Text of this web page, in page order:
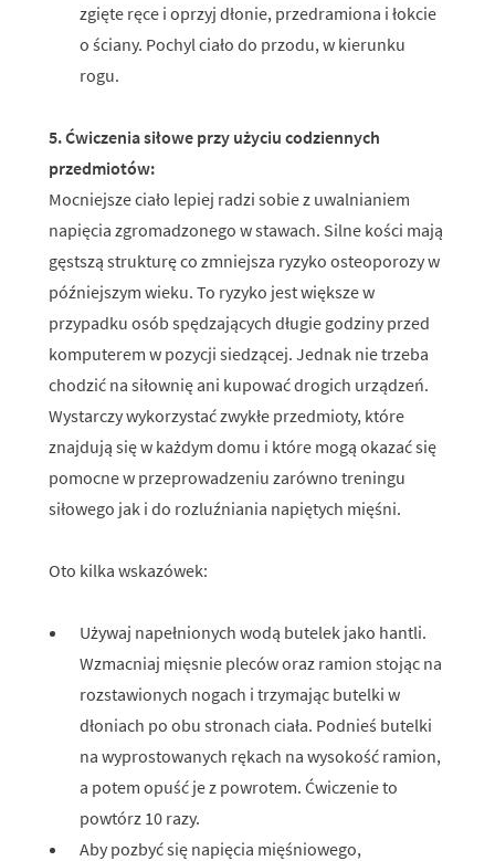
zgięte ręce i oprzyj dłonie, przedramiona i łokcie
o ściany. Pochyl ciało do przodu, w kierunku
rogu.
5. Ćwiczenia siłowe przy użyciu codziennych
przedmiotów:
Mocniejsze ciało lepiej radzi sobie z uwalnianiem
napięcia zgromadzonego w stawach. Silne kości mają
gęstszą strukturę co zmniejsza ryzyko osteoporozy w
późniejszym wieku. To ryzyko jest większe w
przypadku osób spędzających długie godziny przed
komputerem w pozycji siedzącej. Jednak nie trzeba
chodzić na siłownię ani kupować drogich urządzeń.
Wystarczy wykorzystać zwykłe przedmioty, które
znajdują się w każdym domu i które mogą okazać się
pomocne w przeprowadzeniu zarówno treningu
siłowego jak i do rozluźniania napiętych mięśni.
Oto kilka wskazówek:
Używaj napełnionych wodą butelek jako hantli.
Wzmacniaj mięsnie pleców oraz ramion stojąc na
rozstawionych nogach i trzymając butelki w
dłoniach po obu stronach ciała. Podnieś butelki
na wyprostowanych rękach na wysokość ramion,
a potem opuść je z powrotem. Ćwiczenie to
powtórz 10 razy.
Aby pozbyć się napięcia mięśniowego,